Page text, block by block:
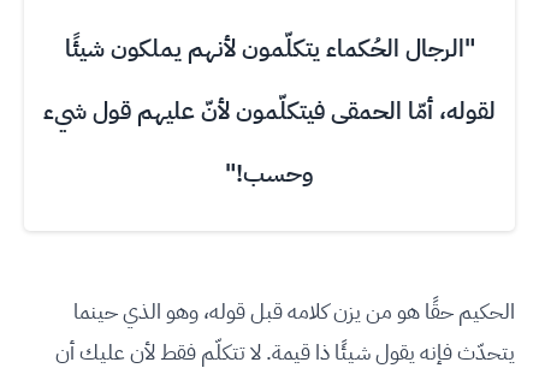
"الرجال الحُكماء يتكلّمون لأنهم يملكون شيئًا
لقوله، أمّا الحمقى فيتكلّمون لأنّ عليهم قول شيء
وحسب!"
الحكيم حقًا هو من يزن كلامه قبل قوله، وهو الذي حينما
يتحدّث فإنه يقول شيئًا ذا قيمة. لا تتكلّم فقط لأن عليك أن